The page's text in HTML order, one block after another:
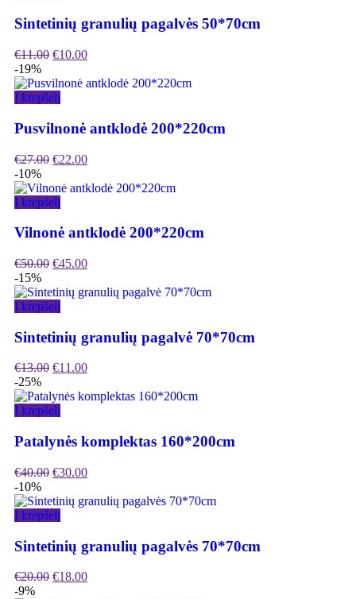
Sintetinių granulių pagalvės 50*70cm
€11.00 €10.00
-19%
Į krepšelį
Pusvilnonė antklodė 200*220cm
€27.00 €22.00
-10%
Į krepšelį
Vilnonė antklodė 200*220cm
€50.00 €45.00
-15%
Į krepšelį
Sintetinių granulių pagalvė 70*70cm
€13.00 €11.00
-25%
Į krepšelį
Patalynės komplektas 160*200cm
€40.00 €30.00
-10%
Į krepšelį
Sintetinių granulių pagalvės 70*70cm
€20.00 €18.00
-9%